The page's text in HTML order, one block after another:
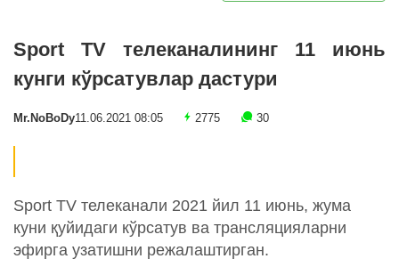
Sport TV телеканалининг 11 июнь
кунги кўрсатувлар дастури
Mr.NoBoDy11.06.2021 08:05 2775 30
Sport TV телеканали 2021 йил 11 июнь, жума
куни қуйидаги кўрсатув ва трансляцияларни
эфирга узатишни режалаштирган.